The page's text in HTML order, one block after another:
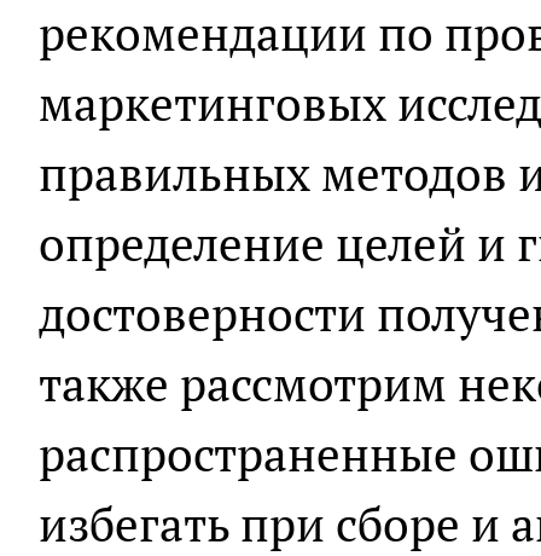
рекомендации по
маркетинговых
правильных методов
определение целей и
достоверности
также рассмотрим
распространенные
избегать при сборе и